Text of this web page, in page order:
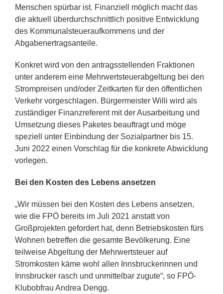
Menschen spürbar ist. Finanziell möglich macht das
die aktuell überdurchschnittlich positive Entwicklung
des Kommunalsteueraufkommens und der
Abgabenertragsanteile.
Konkret wird von den antragsstellenden Fraktionen
unter anderem eine Mehrwertsteuerabgeltung bei den
Strompreisen und/oder Zeitkarten für den öffentlichen
Verkehr vorgeschlagen. Bürgermeister Willi wird als
zuständiger Finanzreferent mit der Ausarbeitung und
Umsetzung dieses Paketes beauftragt und möge
speziell unter Einbindung der Sozialpartner bis 15.
Juni 2022 einen Vorschlag für die konkrete Abwicklung
vorlegen.
Bei den Kosten des Lebens ansetzen
„Wir müssen bei den Kosten des Lebens ansetzen,
wie die FPÖ bereits im Juli 2021 anstatt von
Großprojekten gefordert hat, denn Betriebskosten fürs
Wohnen betreffen die gesamte Bevölkerung. Eine
teilweise Abgeltung der Mehrwertsteuer auf
Stromkosten käme wohl allen Innsbruckerinnen und
Innsbrucker rasch und unmittelbar zugute“, so FPÖ-
Klubobfrau Andrea Dengg.